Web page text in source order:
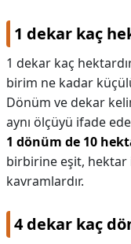
1 dekar kaç
1 dekar kaç
birim ne kadar
Dönüm ve dekar
aynı ölçüyü ifade
1 dönüm de 10
birbirine eşit, hektar
kavramlardır.
4 dekar kaç